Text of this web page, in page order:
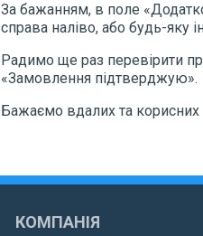
За бажанням, в поле
справа наліво, або будь-яку
Радимо ще раз перевірити
«Замовлення підтверджую».
Бажаємо вдалих та
КОМПАНІЯ